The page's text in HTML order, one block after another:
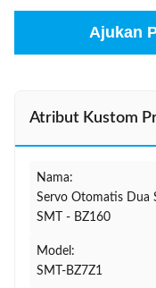
Ajukan
Atribut Kustom
Nama:
Servo Otomatis Dua
SMT - BZ160
Model:
SMT-BZ7Z1